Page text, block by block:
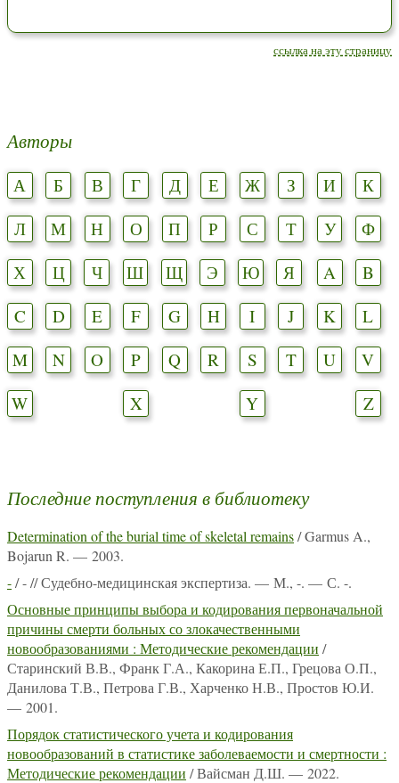
ссылка на эту страницу
Авторы
А Б В Г Д Е Ж З И
К
Л
М Н О П Р С Т У
Ф
Х
Ц Ч Ш Щ Э Ю Я A
B
C
D E F G H I J K
L
M
N O P Q R S T U
V
W
X Y Z
Последние поступления в библиотеку
Determination of the burial time of skeletal remains/ Garmus A.,
Bojarun R. — 2003.
-/ - // Судебно-медицинская экспертиза. — М., -. — С. -.
Основные принципы выбора и кодирования первоначальной
причины смерти больных со злокачественными
новообразованиями : Методические рекомендации /
Старинский В.В., Франк Г.А., Какорина Е.П., Грецова О.П.,
Данилова Т.В., Петрова Г.В., Харченко Н.В., Простов Ю.И.
— 2001.
Порядок статистического учета и кодирования
новообразований в статистике заболеваемости и смертности :
Методические рекомендации / Вайсман Д.Ш. — 2022.